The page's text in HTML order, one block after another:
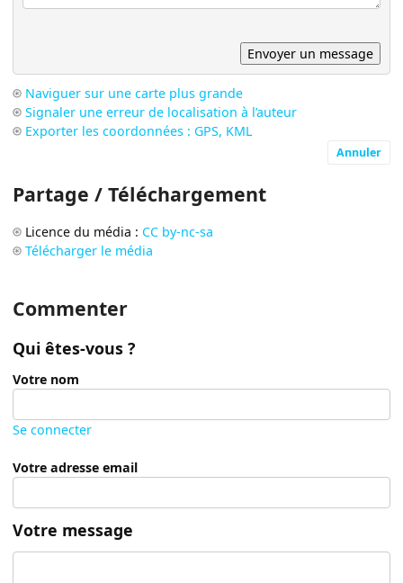
Naviguer sur une carte plus grande
Signaler une erreur de localisation à l’auteur
Exporter les coordonnées : GPS, KML
Annuler
Partage / Téléchargement
Licence du média : CC by-nc-sa
Télécharger le média
Commenter
Qui êtes-vous ?
Votre nom
Se connecter
Votre adresse email
Votre message